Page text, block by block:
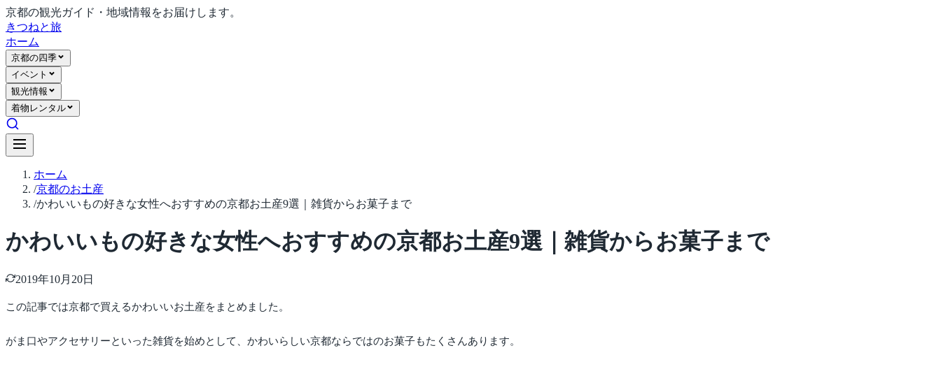
京都の観光ガイド・地域情報をお届けします。
きつねと旅
ホーム
京都の四季
イベント
観光情報
着物レンタル
ホーム
/京都のお土産
/かわいいもの好きな女性へおすすめの京都お土産9選｜雑貨からお菓子まで
かわいいもの好きな女性へおすすめの京都お土産9選｜雑貨からお菓子まで
2019年10月20日
この記事では京都で買えるかわいいお土産をまとめました。
がま口やアクセサリーといった雑貨を始めとして、かわいらしい京都ならではのお菓子もたくさんあります。